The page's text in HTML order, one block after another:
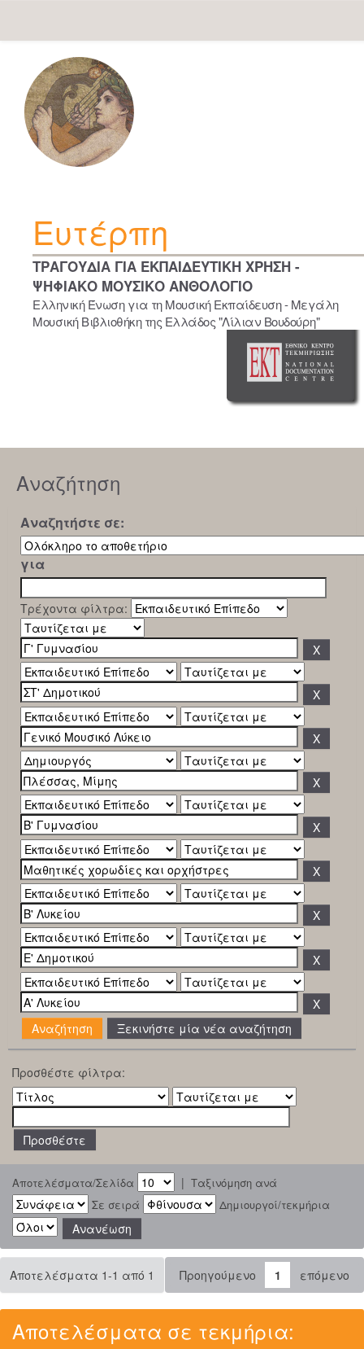
navigation
Ευτέρπη
ΤΡΑΓΟΥΔΙΑ ΓΙΑ ΕΚΠΑΙΔΕΥΤΙΚΗ ΧΡΗΣΗ -
ΨΗΦΙΑΚΟ ΜΟΥΣΙΚΟ ΑΝΘΟΛΟΓΙΟ
Ελληνική Ένωση για τη Μουσική Εκπαίδευση - Μεγάλη
Μουσική Βιβλιοθήκη της Ελλάδος "Λίλιαν Βουδούρη"
Αναζήτηση
Αναζητήστε σε:
για
Τρέχοντα φίλτρα:
Ξεκινήστε μία νέα αναζήτηση
Προσθέστε φίλτρα:
Αποτελέσματα/Σελίδα | Ταξινόμηση ανά
Σε σειρά
Δημιουργοί/τεκμήρια
Αποτελέσματα 1-1 από 1 Προηγούμενο 1 επόμενο
Αποτελέσματα σε τεκμήρια: